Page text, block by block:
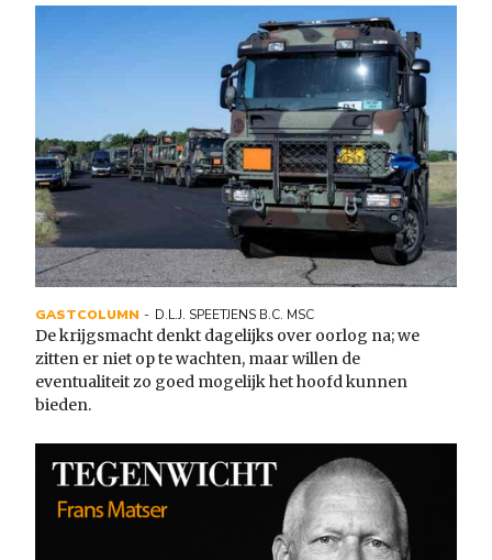
GASTCOLUMN D.L.J. SPEETJENS B.C. MSC
De krijgsmacht denkt dagelijks over oorlog na; we
zitten er niet op te wachten, maar willen de
eventualiteit zo goed mogelijk het hoofd kunnen
bieden.